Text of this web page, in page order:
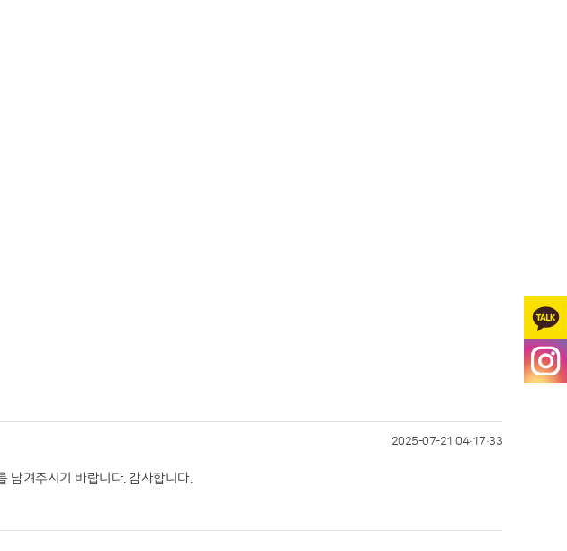
2025-07-21 04:17:33
남겨주시기 바랍니다. 감사합니다.